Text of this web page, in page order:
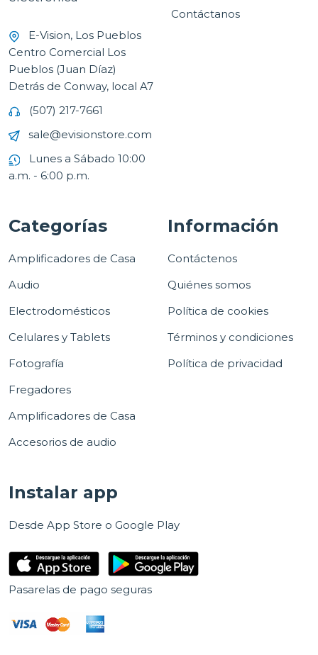
E-Vision, Los Pueblos
Centro Comercial Los
Pueblos (Juan Díaz)
Detrás de Conway, local A7
(507) 217-7661
sale@evisionstore.com
Lunes a Sábado 10:00
a.m. - 6:00 p.m.
Contáctanos
Categorías
Amplificadores de Casa
Audio
Electrodomésticos
Celulares y Tablets
Fotografía
Fregadores
Amplificadores de Casa
Accesorios de audio
Información
Contáctenos
Quiénes somos
Política de cookies
Términos y condiciones
Política de privacidad
Instalar app
Desde App Store o Google Play
Pasarelas de pago seguras